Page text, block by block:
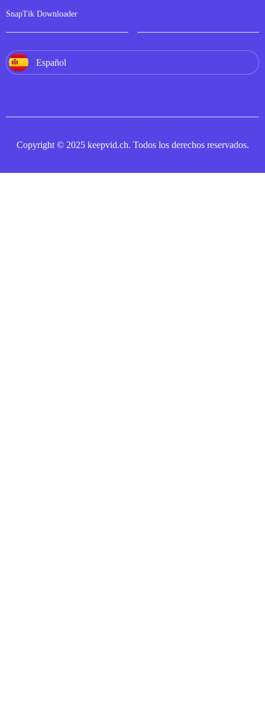
SnapTik Downloader
Español
Copyright © 2025 keepvid.ch. Todos los derechos reservados.